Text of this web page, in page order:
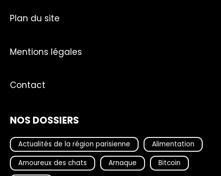
Plan du site
Mentions légales
Contact
NOS DOSSIERS
Actualités de la région parisienne
Alimentation
Amoureux des chats
Arnaque
Bitcoin